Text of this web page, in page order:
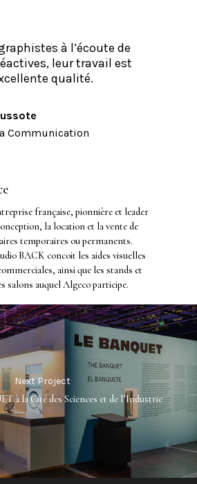
à l’écoute de
leur travail est
qualité.
Communication
française, pionnière et leader
la location et la vente de
temporaires ou permanents.
BACK concoit les aides visuelles
ainsi que les stands et
salons auquel Algeco participe.
Next Project
à la Cité des Sciences et de l’Industrie